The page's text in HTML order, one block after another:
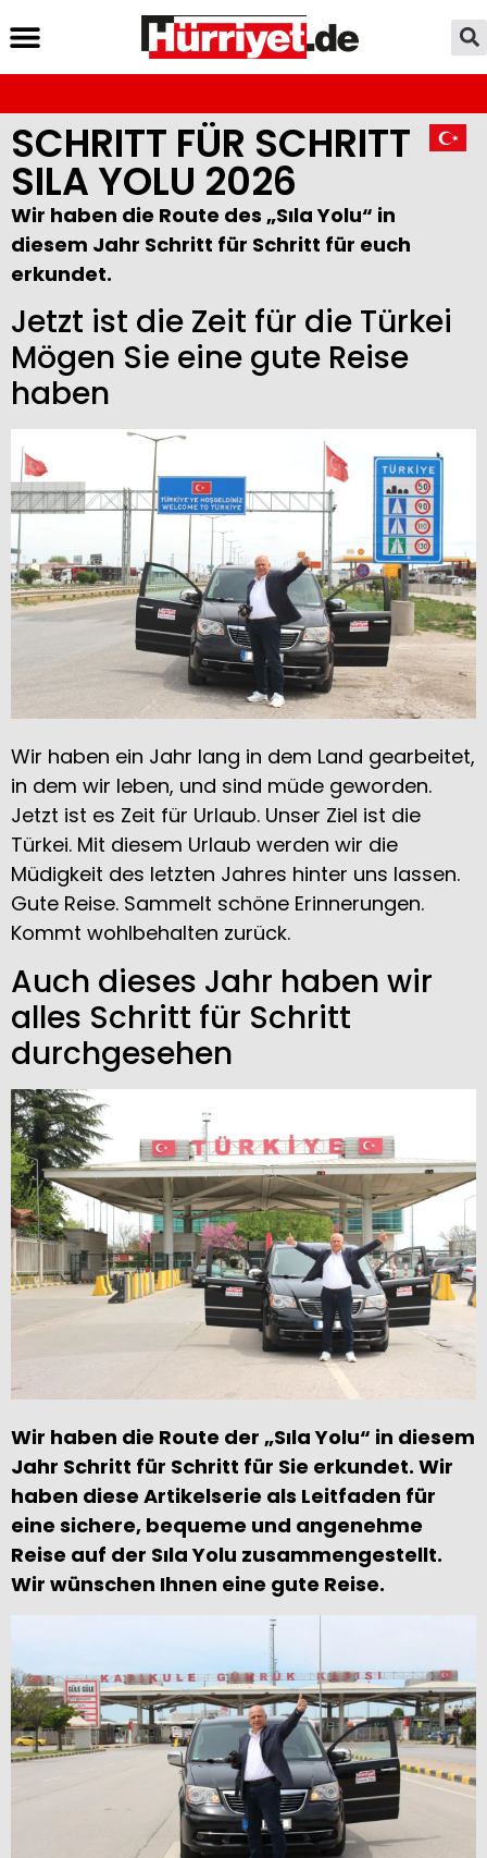
SCHRITT FÜR SCHRITT
SILA YOLU 2026
Wir haben die Route des „Sıla Yolu“ in
diesem Jahr Schritt für Schritt für euch
erkundet.
Jetzt ist die Zeit für die Türkei
Mögen Sie eine gute Reise
haben
Wir haben ein Jahr lang in dem Land gearbeitet,
in dem wir leben, und sind müde geworden.
Jetzt ist es Zeit für Urlaub. Unser Ziel ist die
Türkei. Mit diesem Urlaub werden wir die
Müdigkeit des letzten Jahres hinter uns lassen.
Gute Reise. Sammelt schöne Erinnerungen.
Kommt wohlbehalten zurück.
Auch dieses Jahr haben wir
alles Schritt für Schritt
durchgesehen
Wir haben die Route der „Sıla Yolu“ in diesem
Jahr Schritt für Schritt für Sie erkundet. Wir
haben diese Artikelserie als Leitfaden für
eine sichere, bequeme und angenehme
Reise auf der Sıla Yolu zusammengestellt.
Wir wünschen Ihnen eine gute Reise.